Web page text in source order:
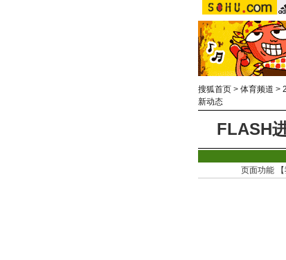
搜狐首页> 体育频道 >
新动态
FLASH
页面功能 【